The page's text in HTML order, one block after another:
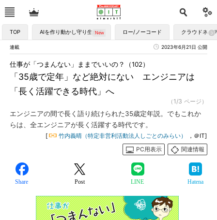
TOP AIを作り動かし守り生かす ロー/ノーコード クラウドネイ
連載 2023年6月21日 公開
「35歳で定年」など絶対にない エンジニアは
「長く活躍できる時代」へ
仕事が「つまんない」ままでいいの？（102）
（1/3 ページ）
エンジニアの間で長く語り続けられた35歳定年説。でもこれか
らは、全エンジニアが長く活躍する時代です。
[ 竹内義晴（特定非営利活動法人しごとのみらい）
，＠IT]
PC用表示
関連情報
Share Post LINE Hatena